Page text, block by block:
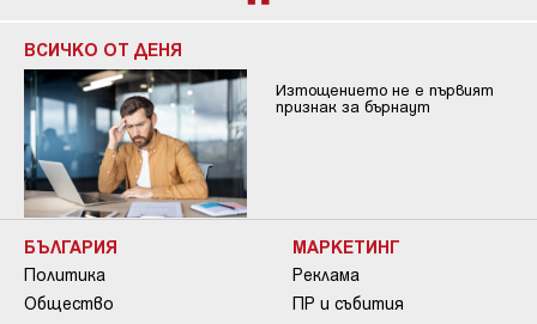
ВСИЧКО ОТ ДЕНЯ
Изтощението не е първият
признак за бърнаут
БЪЛГАРИЯ
Политика
Общество
МАРКЕТИНГ
Реклама
ПР и събития